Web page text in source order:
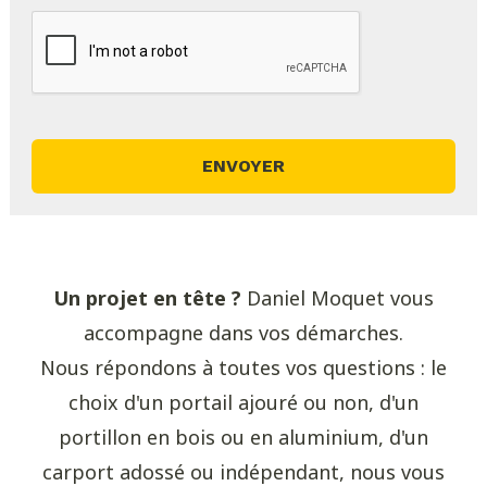
Un projet en tête ? Daniel Moquet vous
accompagne dans vos démarches.
Nous répondons à toutes vos questions : le
choix d'un portail ajouré ou non, d'un
portillon en bois ou en aluminium, d'un
carport adossé ou indépendant, nous vous